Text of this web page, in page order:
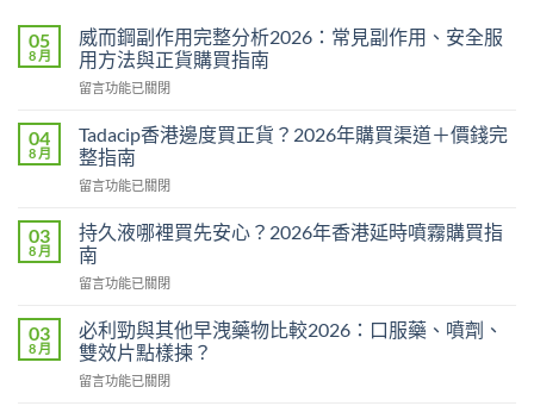
05
8 月
威而鋼副作用完整分析2026：常見副作用、安全服
用方法與正貨購買指南
在
而
鋼
副
作
完
整
分
析
常
見
作
留言功能已關閉
04
8 月
Tadacip香港邊度買正貨？2026年購買渠道＋價錢完
整指南
在
香
港
邊
度
正
貨？
2026
年
留言功能已關閉
03
8 月
持久液哪裡買先安心？2026年香港延時噴霧購買指
南
在
久
液
哪
裡
留言功能已關閉
03
8 月
必利勁與其他早洩藥物比較2026：口服藥、噴劑、
雙效片點樣揀？
在
留言功能已關閉